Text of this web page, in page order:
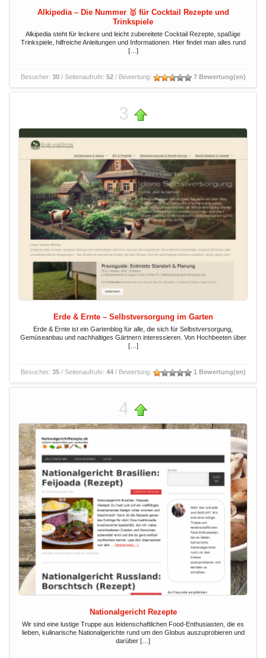
Alkipedia – Die Nummer 🥇 für Cocktail Rezepte und
Trinkspiele
Alkipedia steht für leckere und leicht zubereitete Cocktail Rezepte, spaßige
Trinkspiele, hilfreiche Anleitungen und Informationen. Hier findet man alles rund
[…]
Besucher: 30/ Seitenaufrufe: 52/ Bewertung: 7 Bewertung(en)
3
Erde & Ernte – Selbstversorgung im Garten
Erde & Ernte ist ein Gartenblog für alle, die sich für Selbstversorgung,
Gemüseanbau und nachhaltiges Gärtnern interessieren. Von Hochbeeten über
[…]
Besucher: 35/ Seitenaufrufe: 44/ Bewertung: 1 Bewertung(en)
4
Nationalgericht Rezepte
Wir sind eine lustige Truppe aus leidenschaftlichen Food-Enthusiasten, die es
lieben, kulinarische Nationalgerichte rund um den Globus auszuprobieren und
darüber […]